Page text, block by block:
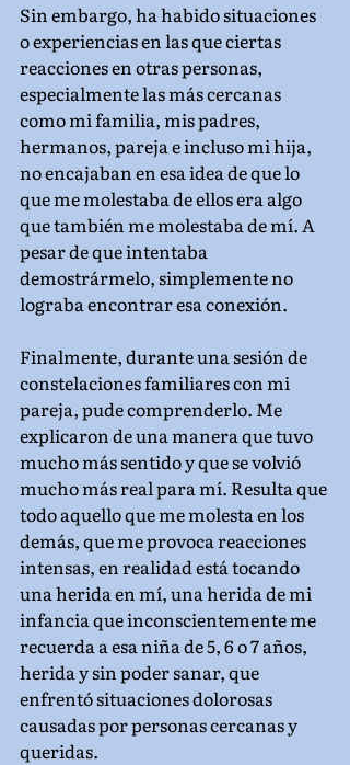
Sin embargo, ha habido situaciones
o experiencias en las que ciertas
reacciones en otras personas,
especialmente las más cercanas
como mi familia, mis padres,
hermanos, pareja e incluso mi hija,
no encajaban en esa idea de que lo
que me molestaba de ellos era algo
que también me molestaba de mí. A
pesar de que intentaba
demostrármelo, simplemente no
lograba encontrar esa conexión.
Finalmente, durante una sesión de
constelaciones familiares con mi
pareja, pude comprenderlo. Me
explicaron de una manera que tuvo
mucho más sentido y que se volvió
mucho más real para mí. Resulta que
todo aquello que me molesta en los
demás, que me provoca reacciones
intensas, en realidad está tocando
una herida en mí, una herida de mi
infancia que inconscientemente me
recuerda a esa niña de 5, 6 o 7 años,
herida y sin poder sanar, que
enfrentó situaciones dolorosas
causadas por personas cercanas y
queridas.